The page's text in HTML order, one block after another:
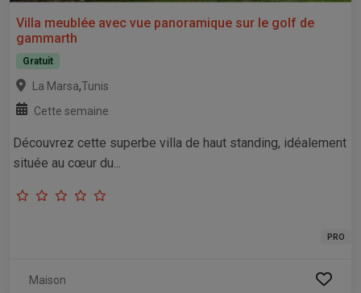
Villa meublée avec vue panoramique sur le golf de
gammarth
Gratuit
La Marsa,Tunis
Cette semaine
Découvrez cette superbe villa de haut standing, idéalement
située au cœur du...
PRO
Maison